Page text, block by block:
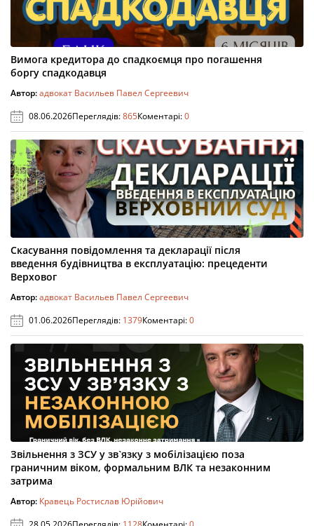
Вимога кредитора до спадкоємця про погашення
боргу спадкодавця
Автор:адвокат Васильев Павел Сергеевич
08.06.2026Переглядів:865Коментарі:0
Скасування повідомлення та декларації після
введення будівництва в експлуатацію: прецеденти
Верховог
Автор:адвокат Васильев Павел Сергеевич
01.06.2026Переглядів: 1379Коментарі:0
Звільнення з ЗСУ у зв`язку з мобілізацією поза
граничним віком, формальним ВЛК та незаконним
затрима
Автор: Кравець Ростислав Юрійович